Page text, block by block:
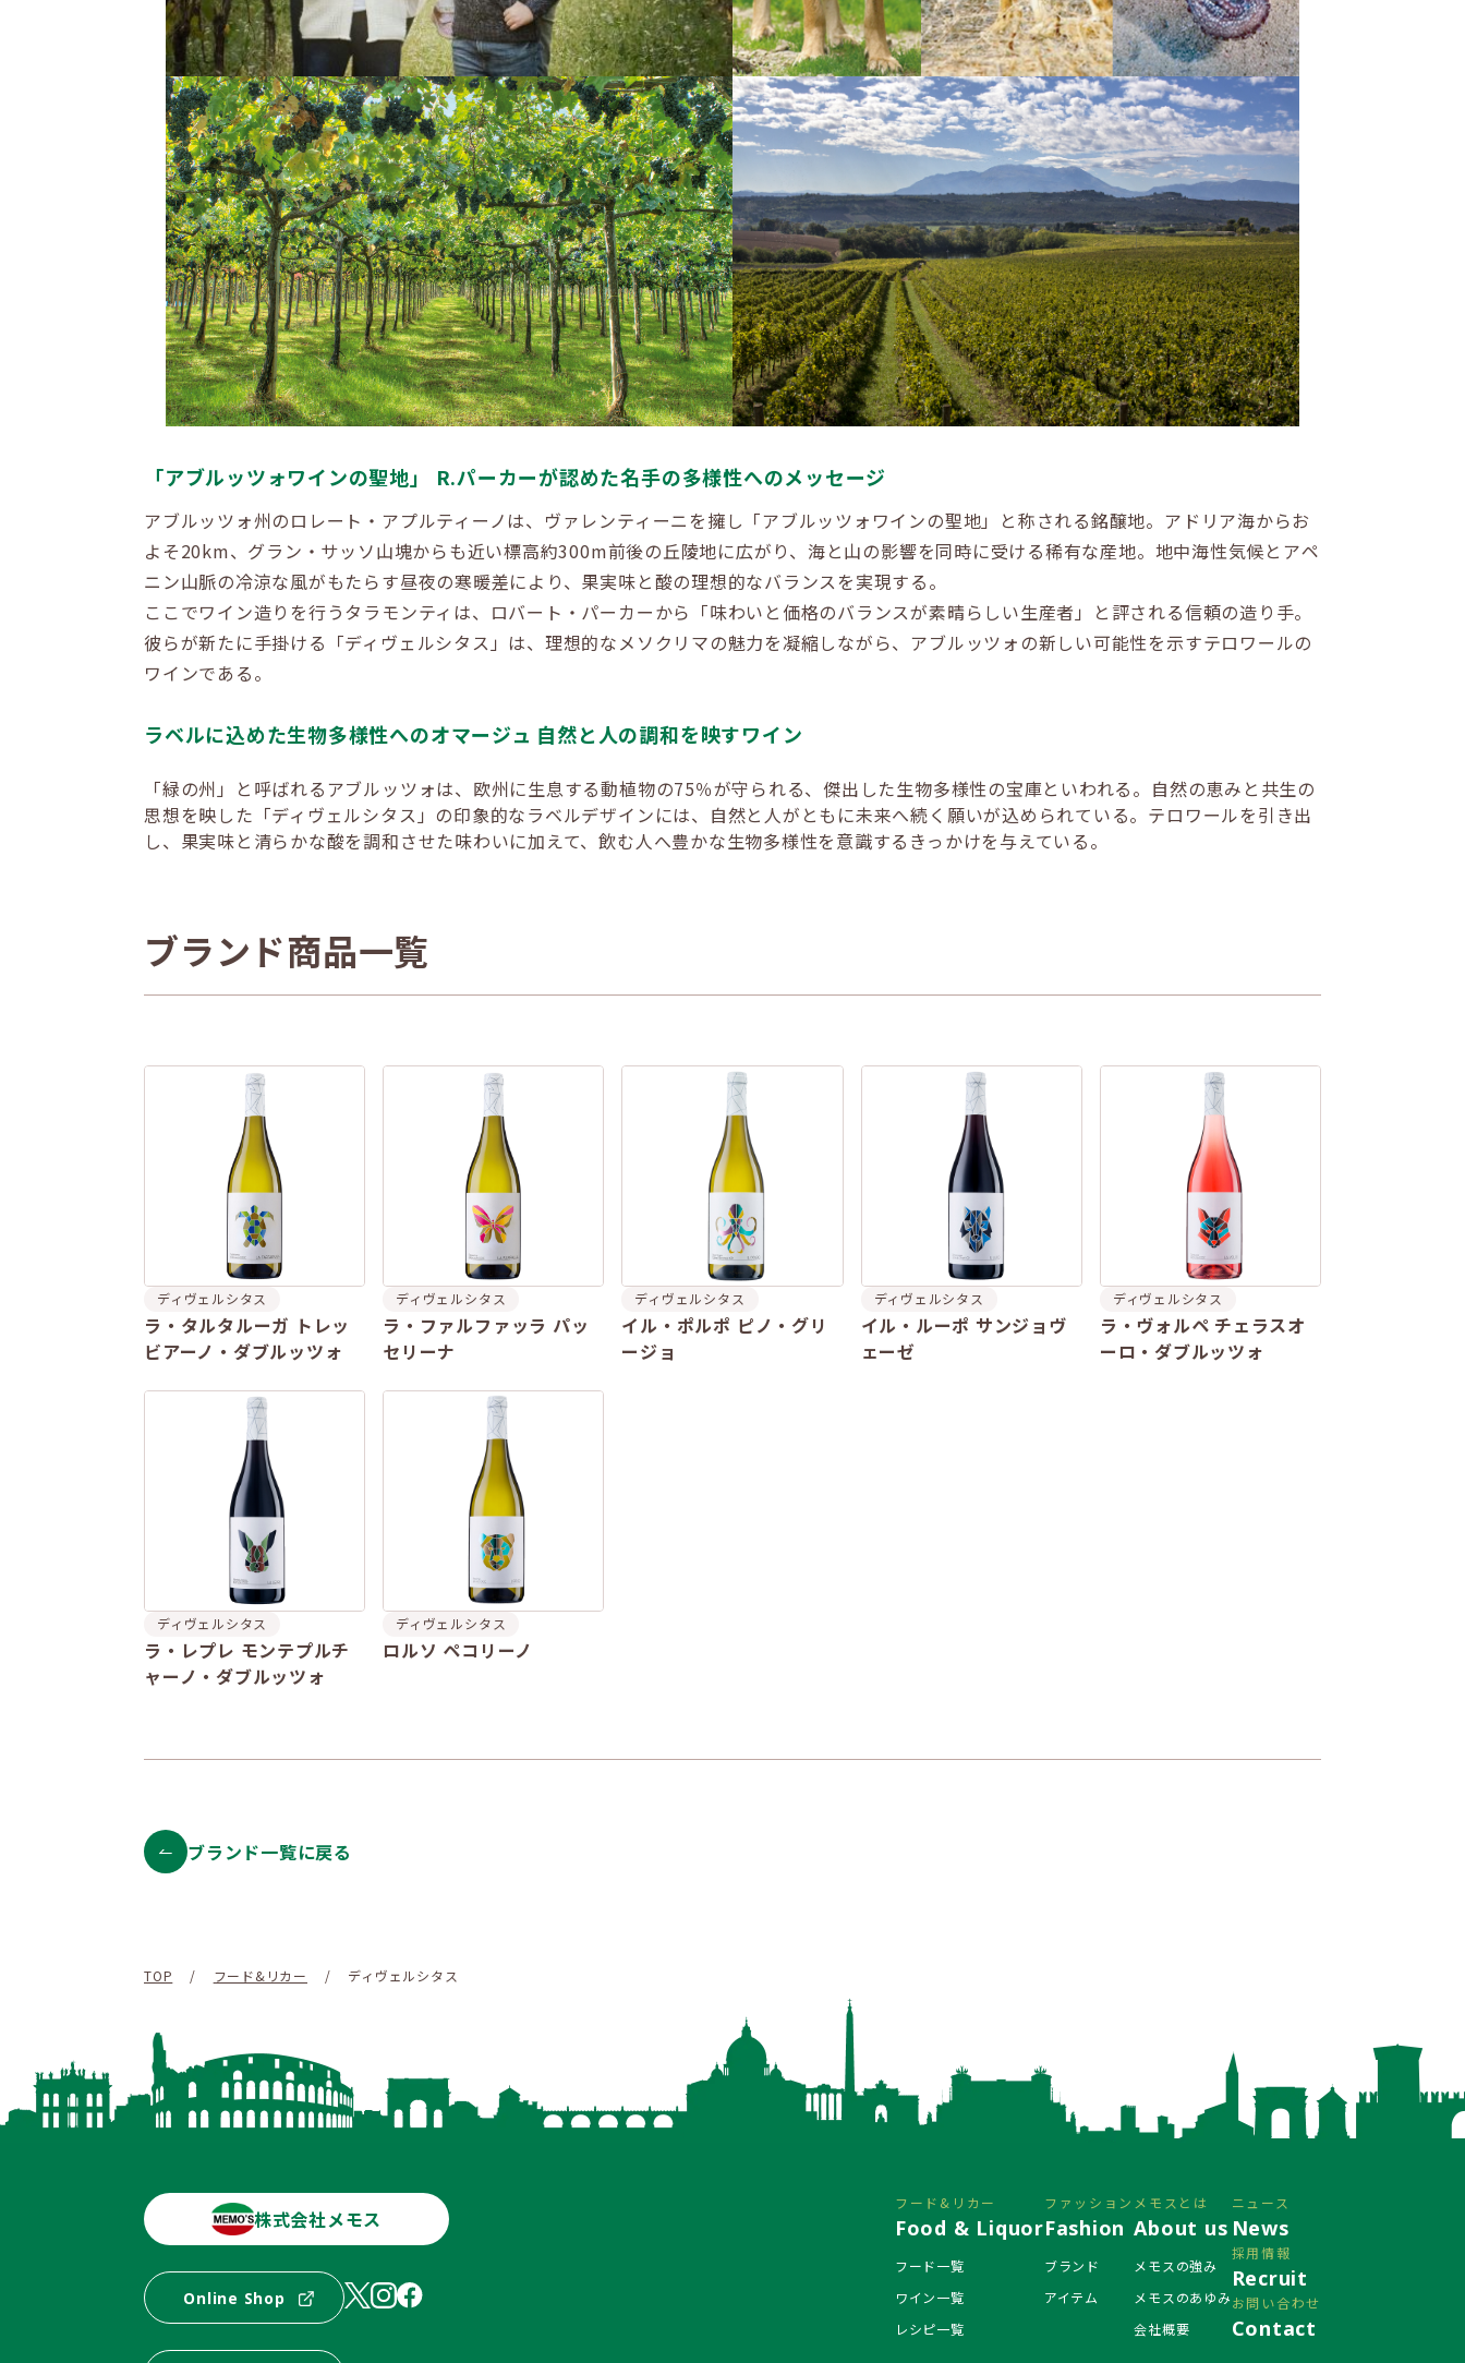
「アブルッツォワインの聖地」 R.パーカーが認めた名手の多様性へのメッセージ
アブルッツォ州のロレート・アプルティーノは、ヴァレンティーニを擁し「アブルッツォワインの聖地」と称される銘醸地。アドリア海からお
よそ20km、グラン・サッソ山塊からも近い標高約300m前後の丘陵地に広がり、海と山の影響を同時に受ける稀有な産地。地中海性気候とアペ
ニン山脈の冷涼な風がもたらす昼夜の寒暖差により、果実味と酸の理想的なバランスを実現する。
ここでワイン造りを行うタラモンティは、ロバート・パーカーから「味わいと価格のバランスが素晴らしい生産者」と評される信頼の造り手。
彼らが新たに手掛ける「ディヴェルシタス」は、理想的なメソクリマの魅力を凝縮しながら、アブルッツォの新しい可能性を示すテロワールの
ワインである。
ラベルに込めた生物多様性へのオマージュ 自然と人の調和を映すワイン
「緑の州」と呼ばれるアブルッツォは、欧州に生息する動植物の75％が守られる、傑出した生物多様性の宝庫といわれる。自然の恵みと共生の
思想を映した「ディヴェルシタス」の印象的なラベルデザインには、自然と人がともに未来へ続く願いが込められている。テロワールを引き出
し、果実味と清らかな酸を調和させた味わいに加えて、飲む人へ豊かな生物多様性を意識するきっかけを与えている。
ブランド商品一覧
ディヴェルシタス
ラ・タルタルーガ トレッ
ビアーノ・ダブルッツォ
ディヴェルシタス
ラ・ファルファッラ パッ
セリーナ
ディヴェルシタス
イル・ポルポ ピノ・グリ
ージョ
ディヴェルシタス
イル・ルーポ サンジョヴ
ェーゼ
ディヴェルシタス
ラ・ヴォルペ チェラスオ
ーロ・ダブルッツォ
ディヴェルシタス
ラ・レプレ モンテプルチ
ャーノ・ダブルッツォ
ディヴェルシタス
ロルソ ペコリーノ
ブランド一覧に戻る
TOP / フード&リカー / ディヴェルシタス
株式会社メモス
Online Shop
フード&リカー
Food & Liquor
フード一覧
ワイン一覧
レシピ一覧
ファッション
Fashion
ブランド
アイテム
メモスとは
About us
メモスの強み
メモスのあゆみ
会社概要
ニュース
News
採用情報
Recruit
お問い合わせ
Contact